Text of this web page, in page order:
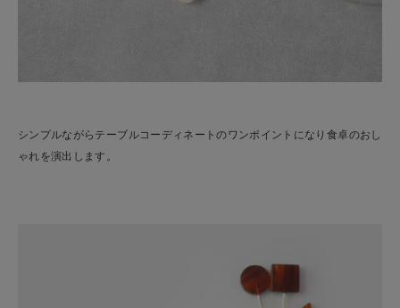
シンプルながらテーブルコーディネートのワンポイントになり食卓のおし
ゃれを演出します。